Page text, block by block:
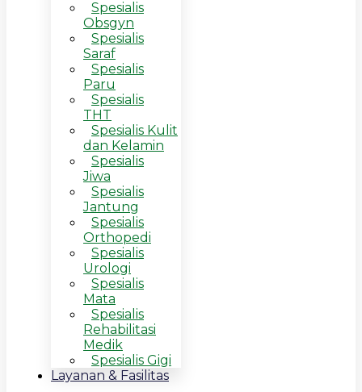
Spesialis
Obsgyn
Spesialis
Saraf
Spesialis
Paru
Spesialis
THT
Spesialis Kulit
dan Kelamin
Spesialis
Jiwa
Spesialis
Jantung
Spesialis
Orthopedi
Spesialis
Urologi
Spesialis
Mata
Spesialis
Rehabilitasi
Medik
Spesialis Gigi
Layanan & Fasilitas